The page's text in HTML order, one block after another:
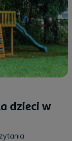
dzieci w